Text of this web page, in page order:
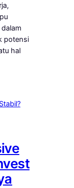
potensi
hal